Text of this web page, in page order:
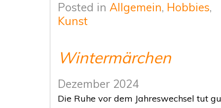
Posted in Allgemein, Hobbies,
Kunst
Wintermärchen
Dezember 2024
Die Ruhe vor dem Jahreswechsel tut